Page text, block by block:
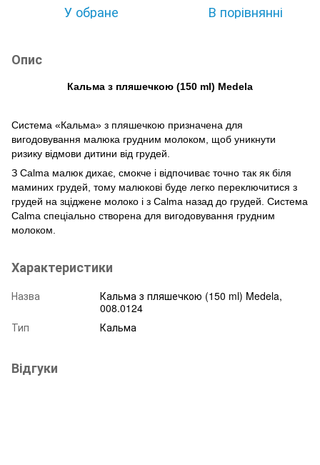
У обране В порівнянні
Опис
Кальма з пляшечкою (150 ml) Medela
Система «Кальма» з пляшечкою призначена для
вигодовування малюка грудним молоком, щоб уникнути
ризику відмови дитини від грудей.
З Calma малюк дихає, смокче і відпочиває точно так як біля
маминих грудей, тому малюкові буде легко переключитися з
грудей на зціджене молоко і з Calma назад до грудей. Система
Calma спеціально створена для вигодовування грудним
молоком.
Характеристики
Назва
Кальма з пляшечкою (150 ml) Medela,
008.0124
Тип
Кальма
Відгуки